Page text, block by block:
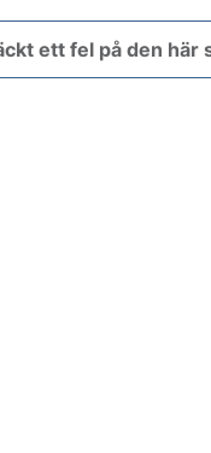
ett fel på den här